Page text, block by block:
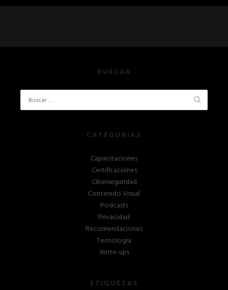
BUSCAR
CATEGORIAS
Capacitaciones
Certificaciones
Ciberseguridad
Contenido Visual
Podcasts
Privacidad
Recomendaciones
Tecnología
Write-ups
ETIQUETAS